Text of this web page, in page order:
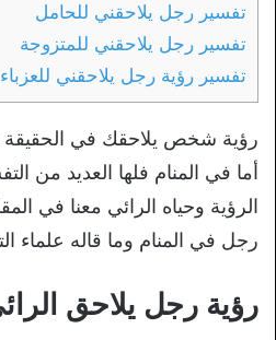
تفسير رجل يلاحقني للحامل
تفسير رجل يلاحقني للمتزوجة
تفسير رؤية رجل يلاحقني للعزباء
رؤية شخص يلاحقك في الحقيقة
أما في المنام فلها العديد من
الرؤية وحياه الرائي معنا في
رجل في المنام وما قاله علماء
رؤية رجل يلاحق